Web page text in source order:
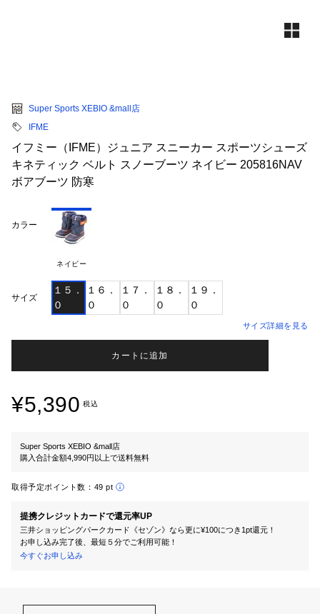
Super Sports XEBIO &mall店
IFME
イフミー（IFME）ジュニア スニーカー スポーツシューズ
キネティック ベルト スノーブーツ ネイビー 205816NAV
ボアブーツ 防寒
カラー
ネイビー
サイズ
１５．
０
１６．
０
１７．
０
１８．
０
１９．
０
サイズ詳細を見る
カートに追加
¥5,390 税込
Super Sports XEBIO &mall店
購入合計金額4,990円以上で送料無料
取得予定ポイント数： 49 pt
提携クレジットカードで還元率UP
三井ショッピングパークカード《セゾン》なら更に¥100につき1pt還元！
お申し込み完了後、最短５分でご利用可能！
今すぐお申し込み